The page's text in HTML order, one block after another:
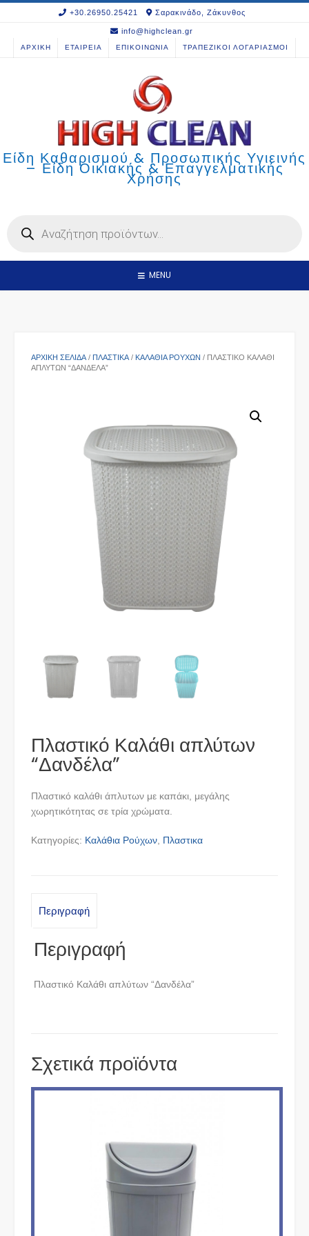
+30.26950.25421 Σαρακινάδο, Ζάκυνθος
info@highclean.gr
ΑΡΧΙΚΗ ΕΤΑΙΡΕΙΑ ΕΠΙΚΟΙΝΩΝΙΑ ΤΡΑΠΕΖΙΚΟΙ ΛΟΓΑΡΙΑΣΜΟΙ
Είδη Καθαρισμού & Προσωπικής Υγιεινής
– Είδη Οικιακής & Επαγγελματικής
Χρήσης
search
MENU
ΑΡΧΙΚΉ ΣΕΛΊΔΑ / ΠΛΑΣΤΙΚΑ / ΚΑΛΆΘΙΑ ΡΟΎΧΩΝ / ΠΛΑΣΤΙΚΌ ΚΑΛΆΘΙ
ΑΠΛΎΤΩΝ “ΔΑΝΔΈΛΑ”
Πλαστικό Καλάθι απλύτων
“Δανδέλα”
Πλαστικό καλάθι άπλυτων με καπάκι, μεγάλης
χωρητικότητας σε τρία χρώματα.
Κατηγορίες: Καλάθια Ρούχων, Πλαστικα
Περιγραφή
Περιγραφή
Πλαστικό Καλάθι απλύτων “Δανδέλα”
Σχετικά προϊόντα